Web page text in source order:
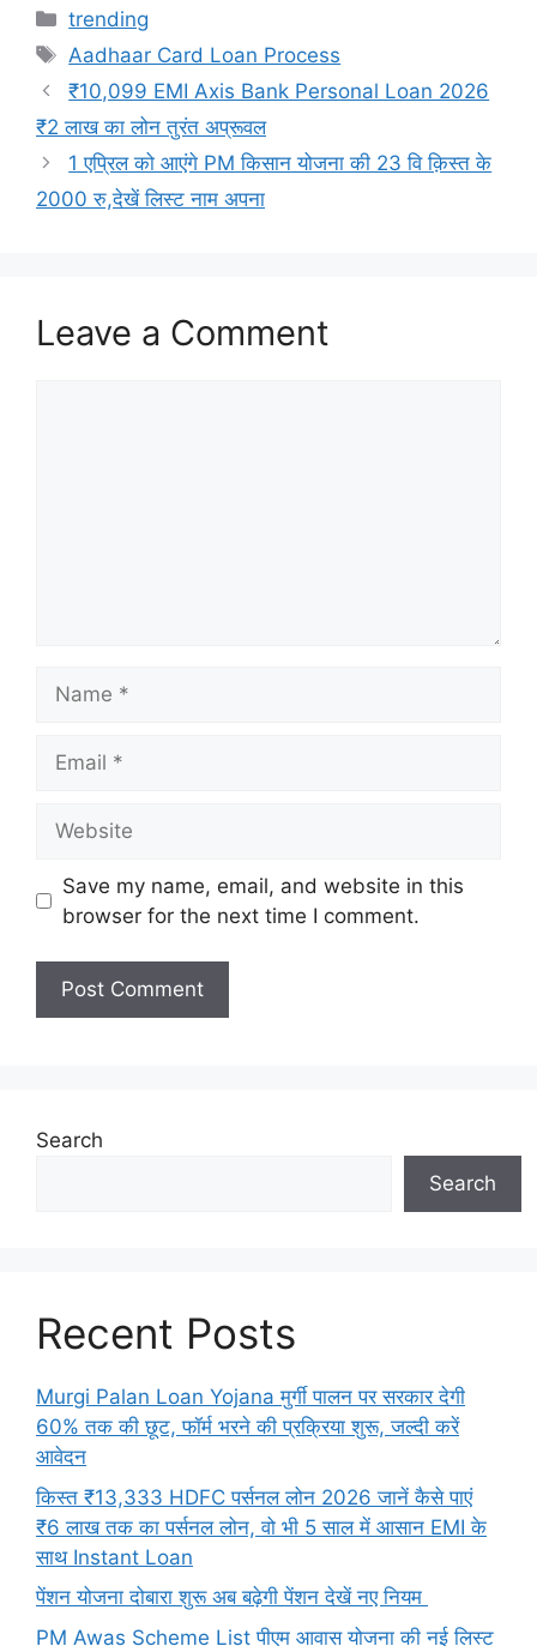
Categories
trending
Tags
Aadhaar Card Loan Process
₹10,099 EMI Axis Bank Personal Loan 2026
₹2 लाख का लोन तुरंत अप्रूवल
1 एप्रिल को आएंगे PM किसान योजना की 23 वि क़िस्त के
2000 रु,देखें लिस्ट नाम अपना
Leave a Comment
Save my name, email, and website in this
browser for the next time I comment.
Search
Search
Recent Posts
Murgi Palan Loan Yojana मुर्गी पालन पर सरकार देगी
60% तक की छूट, फॉर्म भरने की प्रक्रिया शुरू, जल्दी करें
आवेदन
किस्त ₹13,333 HDFC पर्सनल लोन 2026 जानें कैसे पाएं
₹6 लाख तक का पर्सनल लोन, वो भी 5 साल में आसान EMI के
साथ Instant Loan
पेंशन योजना दोबारा शुरू अब बढ़ेगी पेंशन देखें नए नियम
PM Awas Scheme List पीएम आवास योजना की नई लिस्ट